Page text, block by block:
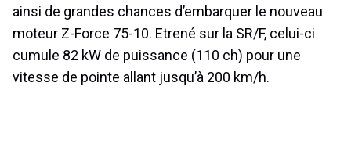
ainsi de grandes chances d’embarquer le nouveau
moteur Z-Force 75-10. Etrené sur la SR/F, celui-ci
cumule 82 kW de puissance (110 ch) pour une
vitesse de pointe allant jusqu’à 200 km/h.